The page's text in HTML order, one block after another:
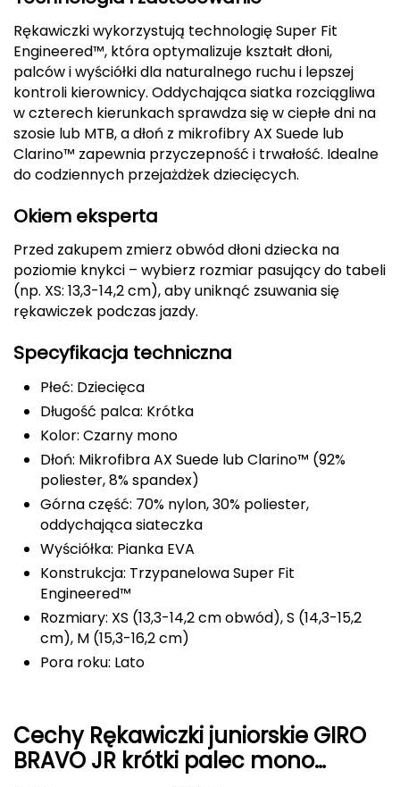
Deuter
Dolomite
E
EISBAR
ENERO CAMP
ENERO PRO
Elmer by Swany
Extremities
FASHY
Fjord Nansen
G
GIVOVA
GSI Outdoors
Gear Aid
Gerber
Gilmonte
Rękawiczki wykorzystują technologię Super Fit
Engineered™, która optymalizuje kształt dłoni,
palców i wyściółki dla naturalnego ruchu i lepszej
kontroli kierownicy. Oddychająca siatka rozciągliwa
w czterech kierunkach sprawdza się w ciepłe dni na
szosie lub MTB, a dłoń z mikrofibry AX Suede lub
Clarino™ zapewnia przyczepność i trwałość. Idealne
do codziennych przejażdżek dziecięcych.
Okiem eksperta
Przed zakupem zmierz obwód dłoni dziecka na
poziomie knykci – wybierz rozmiar pasujący do tabeli
(np. XS: 13,3-14,2 cm), aby uniknąć zsuwania się
rękawiczek podczas jazdy.
Specyfikacja techniczna
Płeć: Dziecięca
Długość palca: Krótka
Kolor: Czarny mono
Dłoń: Mikrofibra AX Suede lub Clarino™ (92%
poliester, 8% spandex)
Górna część: 70% nylon, 30% poliester,
oddychająca siateczka
Wyściółka: Pianka EVA
Konstrukcja: Trzypanelowa Super Fit
Engineered™
Rozmiary: XS (13,3-14,2 cm obwód), S (14,3-15,2
cm), M (15,3-16,2 cm)
Pora roku: Lato
Cechy Rękawiczki juniorskie GIRO
BRAVO JR krótki palec mono